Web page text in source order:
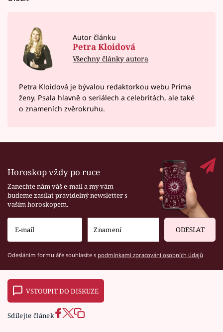
Autor článku
Petra Kloidová
Všechny články autora
Petra Kloidová je bývalou redaktorkou webu Prima
ženy. Psala hlavně o seriálech a celebritách, ale také
o znameních zvěrokruhu.
Horoskop vždy po ruce
Zanechte nám váš e-mail a my vám
budeme zasílat pravidelný newsletter s
vaším horoskopem.
ODESLAT
Odesláním formuláře souhlasíte s podmínkami zpracování osobních údajů
VSTOUPIT DO DISKUZE
Sdílejte článek